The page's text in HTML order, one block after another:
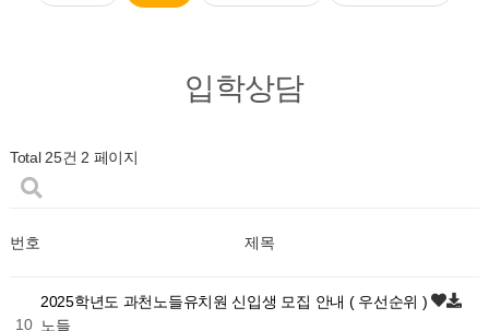
입학상담
Total 25건 2 페이지
번호 제목
10
2025학년도 과천노들유치원 신입생 모집 안내 ( 우선순위 )
노들